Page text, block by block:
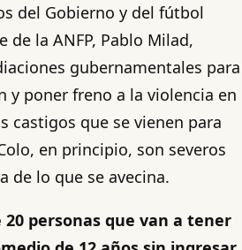
del Gobierno y del fútbol
de la ANFP, Pablo Milad,
gubernamentales para
y poner freno a la violencia en
castigos que se vienen para
en principio, son severos
de lo que se avecina.
20 personas que van a tener